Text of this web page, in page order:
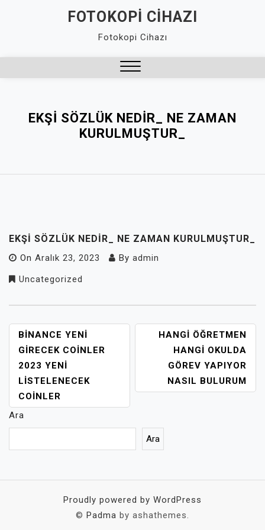
FOTOKOPI CIHAZI
Fotokopi Cihazı
EKŞI SÖZLÜK NEDIR_ NE ZAMAN
KURULMUŞTUR_
EKŞI SÖZLÜK NEDIR_ NE ZAMAN KURULMUŞTUR_
On Aralık 23, 2023 By admin
Uncategorized
YAZI
GEZINMESI
BINANCE YENI
GIRECEK COINLER
2023 YENI
LISTELENECEK
COINLER
HANGI ÖĞRETMEN
HANGI OKULDA
GÖREV YAPIYOR
NASIL BULURUM
Ara
Ara
Proudly powered by WordPress
© Padma by ashathemes.